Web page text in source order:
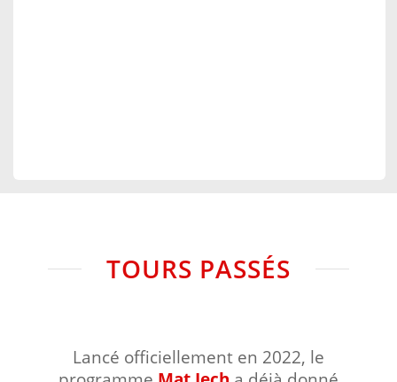
TOURS PASSÉS
Lancé officiellement en 2022, le